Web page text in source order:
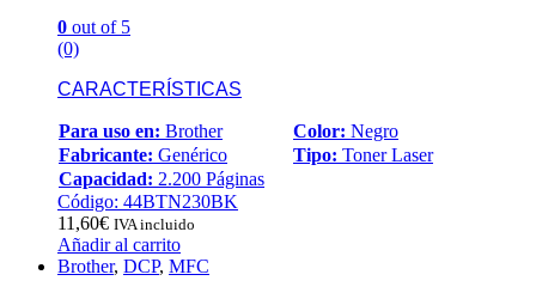
0 out of 5
(0)
CARACTERÍSTICAS
Para uso en: Brother Color: Negro
Fabricante: Genérico Tipo: Toner Laser
Capacidad: 2.200 Páginas
Código: 44BTN230BK
11,60€ IVA incluido
Añadir al carrito
Brother, DCP, MFC